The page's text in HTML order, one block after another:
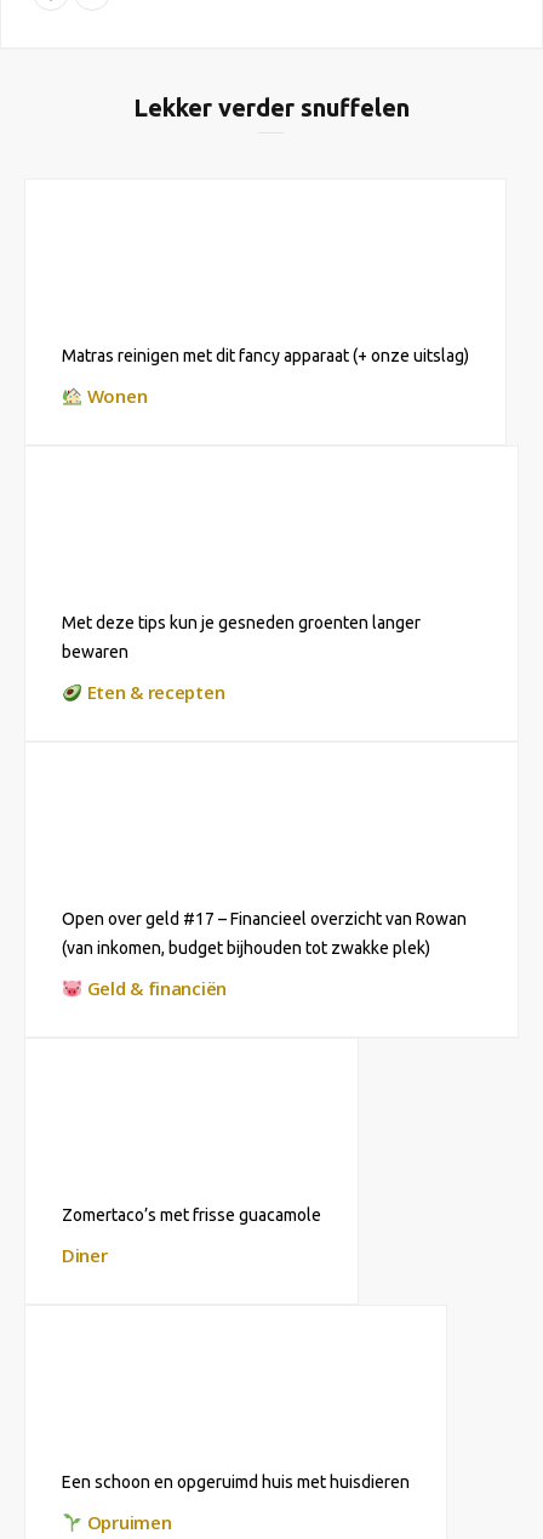
Lekker verder snuffelen
Matras reinigen met dit fancy apparaat (+ onze uitslag)
Wonen
Met deze tips kun je gesneden groenten langer
bewaren
Eten & recepten
Open over geld #17 – Financieel overzicht van Rowan
(van inkomen, budget bijhouden tot zwakke plek)
Geld & financiën
Zomertaco’s met frisse guacamole
Diner
Een schoon en opgeruimd huis met huisdieren
Opruimen